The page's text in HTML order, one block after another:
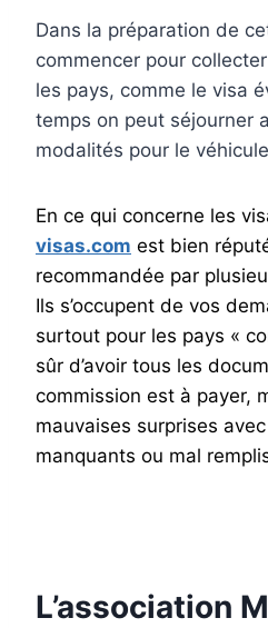
Dans la préparation de
commencer pour
les pays, comme le visa
temps on peut séjourner
modalités pour le
En ce qui concerne les
visas.com est bien
recommandée par
Ils s’occupent de vos
surtout pour les pays «
sûr d’avoir tous les
commission est à payer,
mauvaises surprises
manquants ou mal
L’association